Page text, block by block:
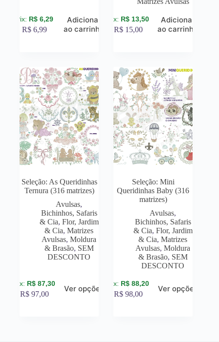
R$ 6,29
R$ 6,99
Adicionar
ao carrinho
R$ 13,50
R$ 15,00
Adicionar
ao carrinho
Seleção: As Queridinhas
Ternura (316 matrizes)
Avulsas,
Bichinhos, Safaris
& Cia, Flor, Jardim
& Cia,Matrizes
Avulsas,Moldura
& Brasão, SEM
DESCONTO
R$ 87,30
R$ 97,00
Ver opções
Seleção: Mini
Queridinhas Baby (316
matrizes)
Avulsas,
Bichinhos, Safaris
& Cia, Flor, Jardim
& Cia,Matrizes
Avulsas,Moldura
& Brasão, SEM
DESCONTO
R$ 88,20
R$ 98,00
Ver opções